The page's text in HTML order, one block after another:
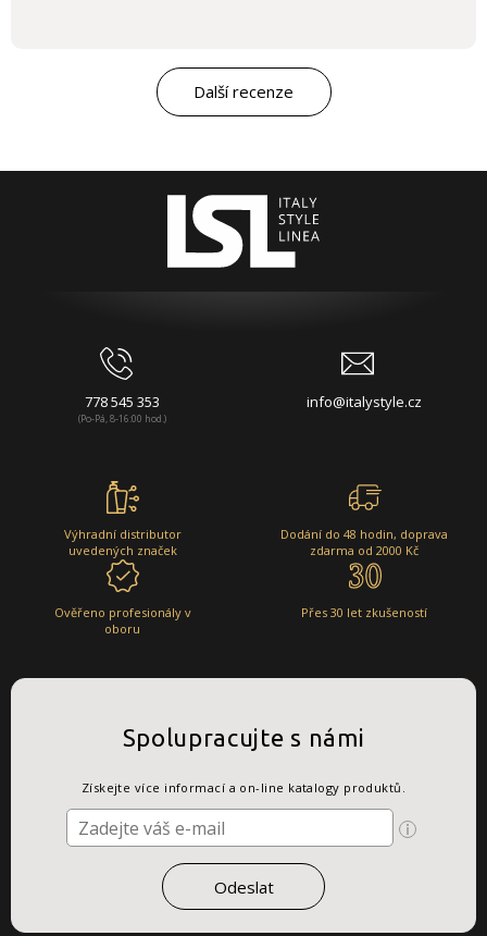
Další recenze
778 545 353
(Po-Pá, 8-16:00 hod.)
info@italystyle.cz
Výhradní distributor
uvedených značek
Dodání do 48 hodin, doprava
zdarma od 2000 Kč
Ověřeno profesionály v
oboru
Přes 30 let zkušeností
Spolupracujte s námi
Získejte více informací a on-line katalogy produktů.